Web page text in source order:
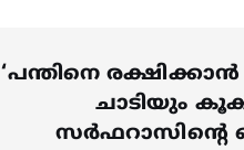
‘പന്തിനെ
ചാടിയും
സര്‍ഫറാസിന്റെ